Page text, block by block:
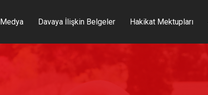
Medya Davaya İlişkin Belgeler Hakikat Mektupları